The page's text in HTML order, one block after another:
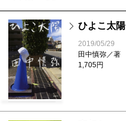
ひよこ太陽
2019/05/29
田中慎弥／著
1,705円